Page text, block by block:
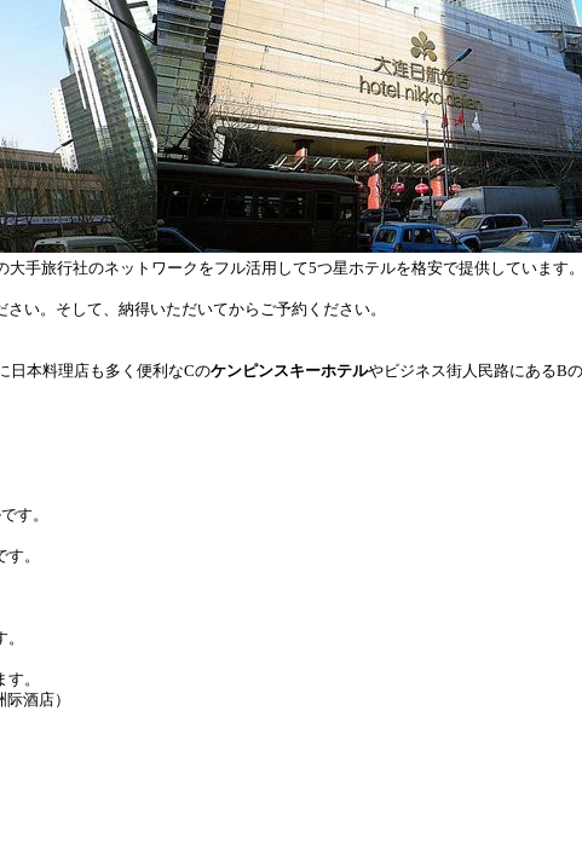
手旅行社のネットワークをフル活用して5つ星ホテルを格安で提供しています。
い。そして、納得いただいてからご予約ください。
日本料理店も多く便利なCのケンピンスキーホテルやビジネス街人民路にあるBの
す。
。
。
酒店‎）